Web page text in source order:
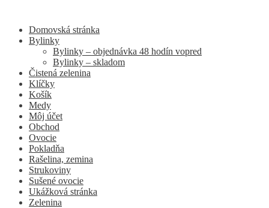
Domovská stránka
Bylinky
Bylinky – objednávka 48 hodín vopred
Bylinky – skladom
Čistená zelenina
Klíčky
Košík
Medy
Môj účet
Obchod
Ovocie
Pokladňa
Rašelina, zemina
Strukoviny
Sušené ovocie
Ukážková stránka
Zelenina